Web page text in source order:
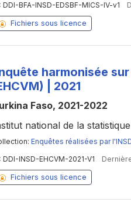
DDI-BFA-INSD-EDSBF-MICS-IV-v1
Fichiers sous licence
harmonisée
| 2021
Faso, 2021-2022
national de la
Enquêtes réalisées par
DDI-INSD-EHCVM-2021-V1
Fichiers sous licence